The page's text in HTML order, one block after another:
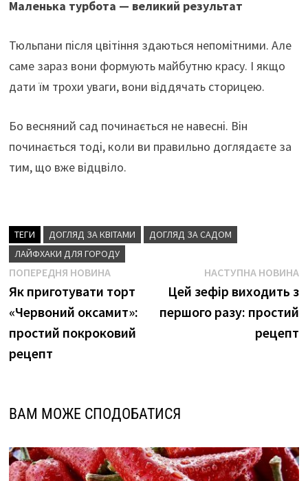
Маленька турбота — великий результат
Тюльпани після цвітіння здаються непомітними. Але
саме зараз вони формують майбутню красу. І якщо
дати їм трохи уваги, вони віддячать сторицею.
Бо весняний сад починається не навесні. Він
починається тоді, коли ви правильно доглядаєте за
тим, що вже відцвіло.
ТЕГИ ДОГЛЯД ЗА КВІТАМИ
ДОГЛЯД ЗА САДОМ
ЛАЙФХАКИ ДЛЯ ГОРОДУ
Навігація
записів
ПОПЕРЕДНЯ НОВИНАПопередня
новина
Як приготувати торт
«Червоний оксамит»:
простий покроковий
рецепт
НАСТУПНА НОВИНА
Цей зефір виходить з
першого разу: простий
рецепт
ВАМ МОЖЕ СПОДОБАТИСЯ